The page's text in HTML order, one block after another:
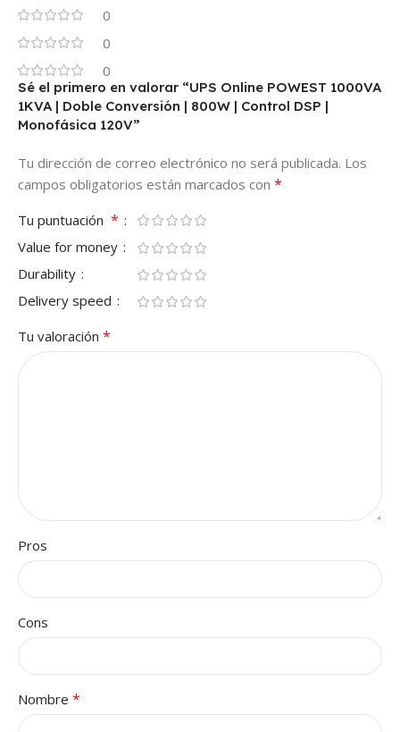
0
0
0
Sé el primero en valorar “UPS Online POWEST 1000VA
1KVA | Doble Conversión | 800W | Control DSP |
Monofásica 120V”
Tu dirección de correo electrónico no será publicada. Los
campos obligatorios están marcados con *
Tu puntuación *
Value for money
Durability
Delivery speed
Tu valoración *
Pros
Cons
Nombre *